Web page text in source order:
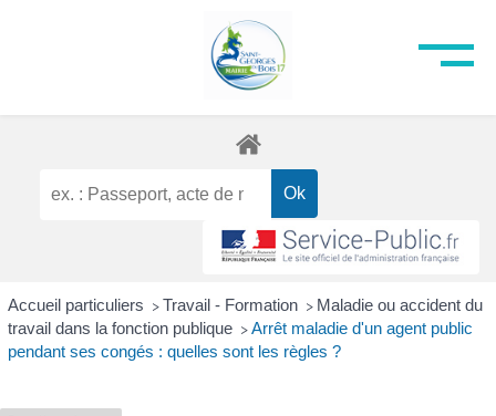
Accueil particuliers > Travail - Formation > Maladie ou accident du
travail dans la fonction publique > Arrêt maladie d'un agent public
pendant ses congés : quelles sont les règles ?